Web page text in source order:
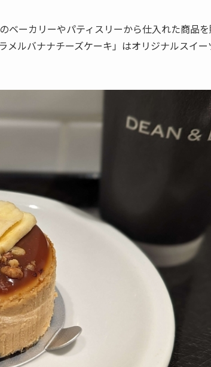
ベーカリーやパティスリーから仕入れた商品
ルバナナチーズケーキ」はオリジナルスイー